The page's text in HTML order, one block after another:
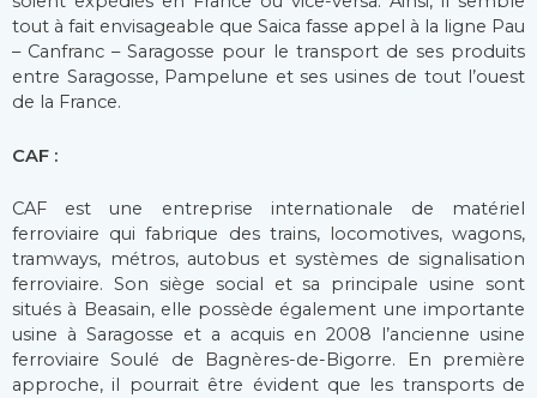
tout à fait envisageable que Saica fasse appel à la ligne Pau
– Canfranc – Saragosse pour le transport de ses produits
entre Saragosse, Pampelune et ses usines de tout l’ouest
de la France.
CAF :
CAF est une entreprise internationale de matériel
ferroviaire qui fabrique des trains, locomotives, wagons,
tramways, métros, autobus et systèmes de signalisation
ferroviaire. Son siège social et sa principale usine sont
situés à Beasain, elle possède également une importante
usine à Saragosse et a acquis en 2008 l’ancienne usine
ferroviaire Soulé de Bagnères-de-Bigorre. En première
approche, il pourrait être évident que les transports de